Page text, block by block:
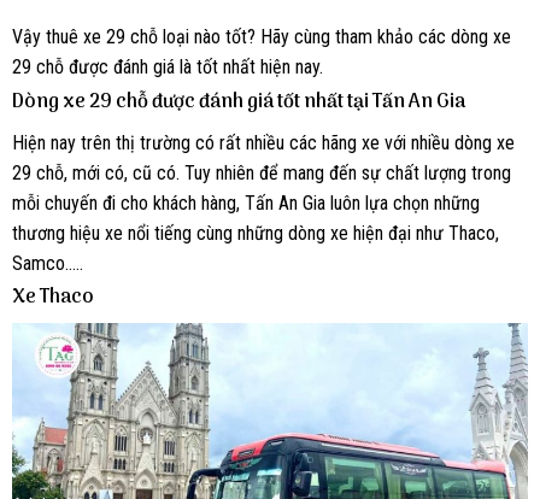
Vậy thuê xe 29 chỗ loại nào tốt? Hãy cùng tham khảo các dòng xe
29 chỗ được đánh giá là tốt nhất hiện nay.
Dòng xe 29 chỗ được đánh giá tốt nhất tại Tấn An Gia
Hiện nay trên thị trường có rất nhiều các hãng xe với nhiều dòng xe
29 chỗ, mới có, cũ có. Tuy nhiên để mang đến sự chất lượng trong
mỗi chuyến đi cho khách hàng, Tấn An Gia luôn lựa chọn những
thương hiệu xe nổi tiếng cùng những dòng xe hiện đại như Thaco,
Samco…..
Xe Thaco